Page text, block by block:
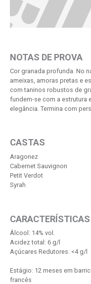
NOTAS DE PROVA
Cor granada profunda. No
ameixas, amoras pretas e
com taninos robustos de
fundem-se com a estrutura
elegância. Termina com
CASTAS
Aragonez
Cabernet Sauvignon
Petit Verdot
Syrah
CARACTERÍSTICAS
Álcool: 14% vol.
Acidez total: 6 g/l
Açúcares Redutores: <4 g/l
Estágio: 12 meses em
francês